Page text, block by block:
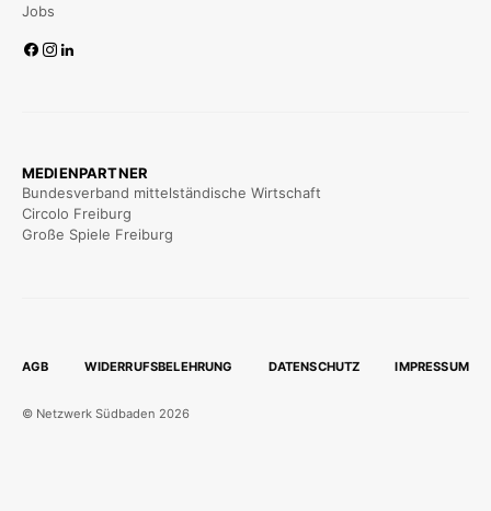
Jobs
MEDIENPARTNER
Bundesverband mittelständische Wirtschaft
Circolo Freiburg
Große Spiele Freiburg
AGB WIDERRUFSBELEHRUNG DATENSCHUTZ IMPRESSUM
© Netzwerk Südbaden 2026